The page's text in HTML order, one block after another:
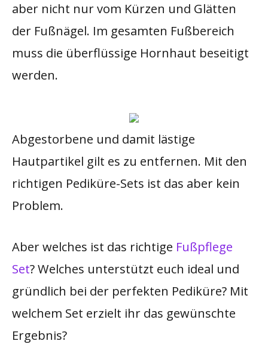
aber nicht nur vom Kürzen und Glätten
der Fußnägel. Im gesamten Fußbereich
muss die überflüssige Hornhaut beseitigt
werden.
Abgestorbene und damit lästige
Hautpartikel gilt es zu entfernen. Mit den
richtigen Pediküre-Sets ist das aber kein
Problem.
Aber welches ist das richtige Fußpflege
Set? Welches unterstützt euch ideal und
gründlich bei der perfekten Pediküre? Mit
welchem Set erzielt ihr das gewünschte
Ergebnis?​